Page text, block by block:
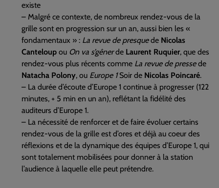
existe
– Malgré ce contexte, de nombreux rendez-vous de la
grille sont en progression sur un an, aussi bien les «
fondamentaux » : La revue de presquede Nicolas
Canteloup ou On va s’gênerde Laurent Ruquier, que des
rendez-vous plus récents comme La revue de pressede
Natacha Polony, ou Europe 1Soir de Nicolas Poincaré.
– La durée d’écoute d’Europe 1 continue à progresser (122
minutes, + 5 min en un an), reflétant la fidélité des
auditeurs d’Europe 1.
– La nécessité de renforcer et de faire évoluer certains
rendez-vous de la grille est d’ores et déjà au coeur des
réflexions et de la dynamique des équipes d’Europe 1, qui
sont totalement mobilisées pour donner à la station
l’audience à laquelle elle peut prétendre.